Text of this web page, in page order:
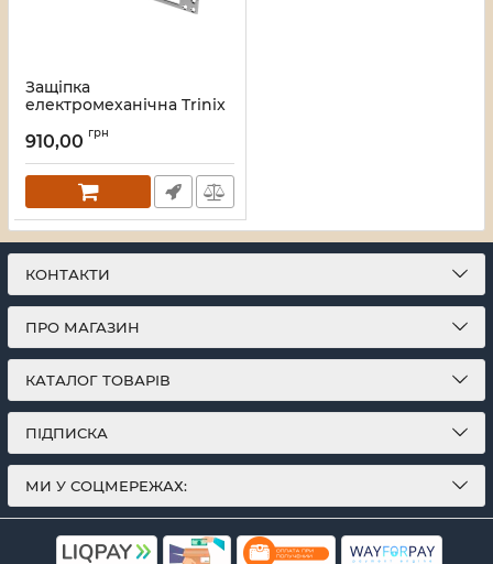
Защіпка
електромеханічна Trinix
Артикул: 67-00021
910,00 грн
КОНТАКТИ
ПРО МАГАЗИН
КАТАЛОГ ТОВАРІВ
ПІДПИСКА
МИ У СОЦМЕРЕЖАХ: